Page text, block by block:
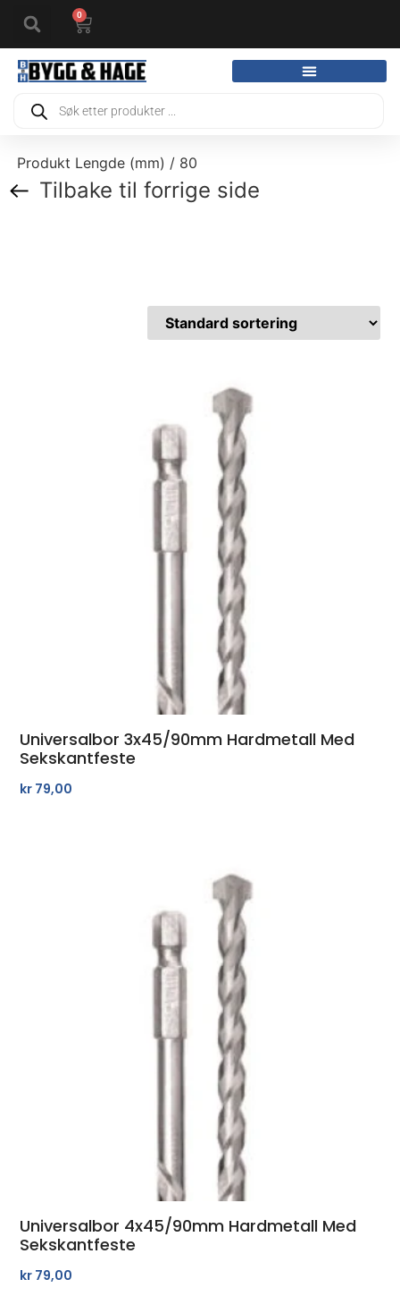
0
Produkt Lengde (mm) / 80
Tilbake til forrige side
Universalbor 3x45/90mm Hardmetall Med
Sekskantfeste
kr 79,00
Universalbor 4x45/90mm Hardmetall Med
Sekskantfeste
kr 79,00